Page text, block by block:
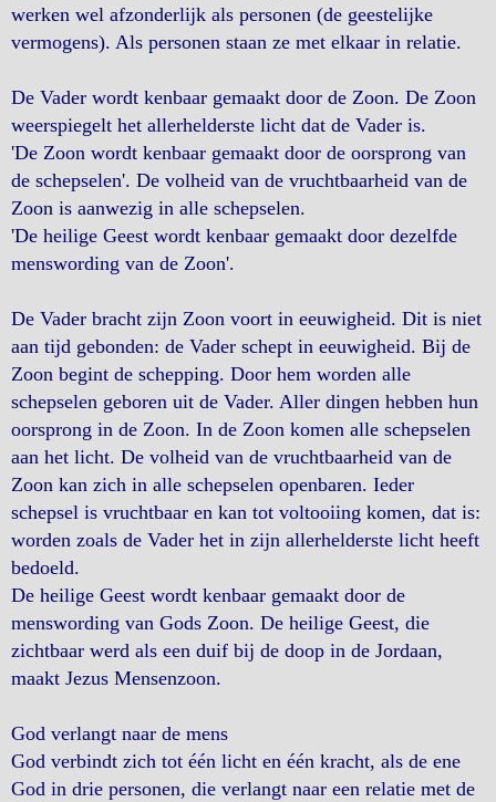
werken wel afzonderlijk als personen (de geestelijke
vermogens). Als personen staan ze met elkaar in relatie.
De Vader wordt kenbaar gemaakt door de Zoon. De Zoon
weerspiegelt het allerhelderste licht dat de Vader is.
'De Zoon wordt kenbaar gemaakt door de oorsprong van
de schepselen'. De volheid van de vruchtbaarheid van de
Zoon is aanwezig in alle schepselen.
'De heilige Geest wordt kenbaar gemaakt door dezelfde
menswording van de Zoon'.
De Vader bracht zijn Zoon voort in eeuwigheid. Dit is niet
aan tijd gebonden: de Vader schept in eeuwigheid. Bij de
Zoon begint de schepping. Door hem worden alle
schepselen geboren uit de Vader. Aller dingen hebben hun
oorsprong in de Zoon. In de Zoon komen alle schepselen
aan het licht. De volheid van de vruchtbaarheid van de
Zoon kan zich in alle schepselen openbaren. Ieder
schepsel is vruchtbaar en kan tot voltooiing komen, dat is:
worden zoals de Vader het in zijn allerhelderste licht heeft
bedoeld.
De heilige Geest wordt kenbaar gemaakt door de
menswording van Gods Zoon. De heilige Geest, die
zichtbaar werd als een duif bij de doop in de Jordaan,
maakt Jezus Mensenzoon.
God verlangt naar de mens
God verbindt zich tot één licht en één kracht, als de ene
God in drie personen, die verlangt naar een relatie met de